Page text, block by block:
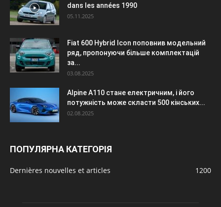
dans les années 1990
05.11.2025
Fiat 600 Hybrid Icon поповнив модельний
ряд, пропонуючи більше комплектацій
за...
03.08.2025
Alpine A110 стане електричним, і його
потужність може скласти 500 кінських...
02.08.2025
ПОПУЛЯРНА КАТЕГОРІЯ
Dernières nouvelles et articles 1200